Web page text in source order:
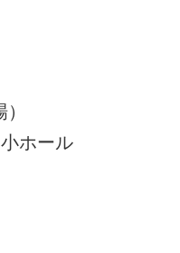
ホール